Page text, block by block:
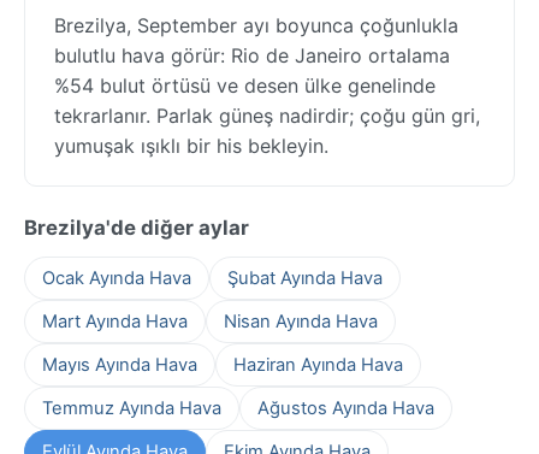
Brezilya, September ayı boyunca çoğunlukla
bulutlu hava görür: Rio de Janeiro ortalama
%54 bulut örtüsü ve desen ülke genelinde
tekrarlanır. Parlak güneş nadirdir; çoğu gün gri,
yumuşak ışıklı bir his bekleyin.
Brezilya'de diğer aylar
Ocak Ayında Hava
Şubat Ayında Hava
Mart Ayında Hava
Nisan Ayında Hava
Mayıs Ayında Hava
Haziran Ayında Hava
Temmuz Ayında Hava
Ağustos Ayında Hava